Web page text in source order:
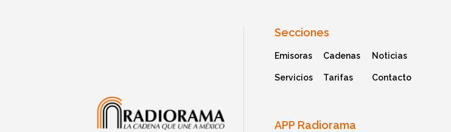
Secciones
Emisoras Cadenas Noticias
Servicios Tarifas Contacto
APP Radiorama